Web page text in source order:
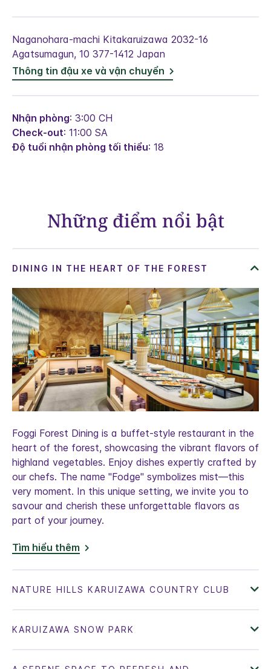
Naganohara-machi Kitakaruizawa 2032-16
Agatsumagun, 10 377-1412 Japan
Thông tin đậu xe và vận chuyển
Nhận phòng: 3:00 CH
Check-out: 11:00 SA
Độ tuổi nhận phòng tối thiểu: 18
Những điểm nổi bật
Foggi Forest Dining is a buffet-style restaurant in the
heart of the forest, showcasing the vibrant flavors of
highland vegetables. Enjoy dishes expertly crafted by
our chefs. The name "Fodge" symbolizes mist—this
very moment. In this unique setting, we invite you to
savour and cherish these unforgettable flavors as
part of your journey.
Tìm hiểu thêm